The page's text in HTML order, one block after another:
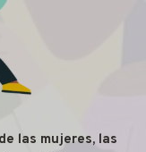
las mujeres, las